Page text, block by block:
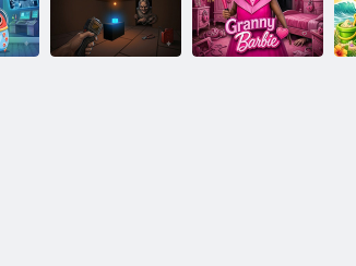
Kék szoba
Túlélni a
háttérszobákat